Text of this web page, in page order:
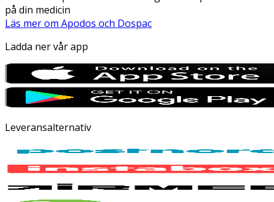
på din medicin
Läs mer om Apodos och Dospac
Ladda ner vår app
Leveransalternativ